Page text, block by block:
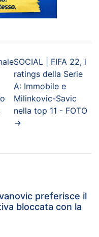
SOCIAL | FIFA 22, i
ratings della Serie
A: Immobile e
Milinkovic-Savic
nella top 11 - FOTO
→
preferisce il
bloccata con la